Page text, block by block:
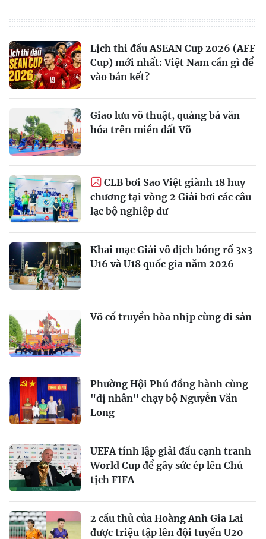
Lịch thi đấu ASEAN Cup 2026 (AFF
Cup) mới nhất: Việt Nam cần gì để
vào bán kết?
Giao lưu võ thuật, quảng bá văn
hóa trên miền đất Võ
CLB bơi Sao Việt giành 18 huy
chương tại vòng 2 Giải bơi các câu
lạc bộ nghiệp dư
Khai mạc Giải vô địch bóng rổ 3x3
U16 và U18 quốc gia năm 2026
Võ cổ truyền hòa nhịp cùng di sản
Phường Hội Phú đồng hành cùng
"dị nhân" chạy bộ Nguyễn Văn
Long
UEFA tính lập giải đấu cạnh tranh
World Cup để gây sức ép lên Chủ
tịch FIFA
2 cầu thủ của Hoàng Anh Gia Lai
được triệu tập lên đội tuyển U20